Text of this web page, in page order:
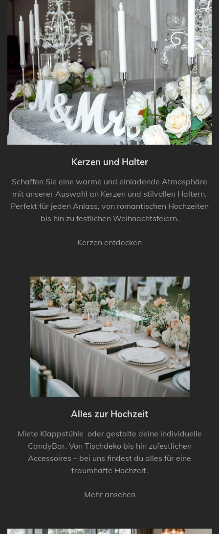
Kerzen und Halter
Schaffen Sie eine warme und einladende Atmosphäre
mit unserer Auswahl an Kerzen und stilvollen Haltern.
Perfekt für jeden Anlass, von romantischen Hochzeiten
bis hin zu festlichen Weihnachtsfeiern.
Kerzen entdecken
Alles zur Hochzeit
Miete Klappstühle oder gestalte deine individuelle
CandyBar. Von Tischdeko bis hin zufestlichen
Accessoires – bei uns findest du alles für eine
traumhafte Hochzeit.
Mehr ansehen